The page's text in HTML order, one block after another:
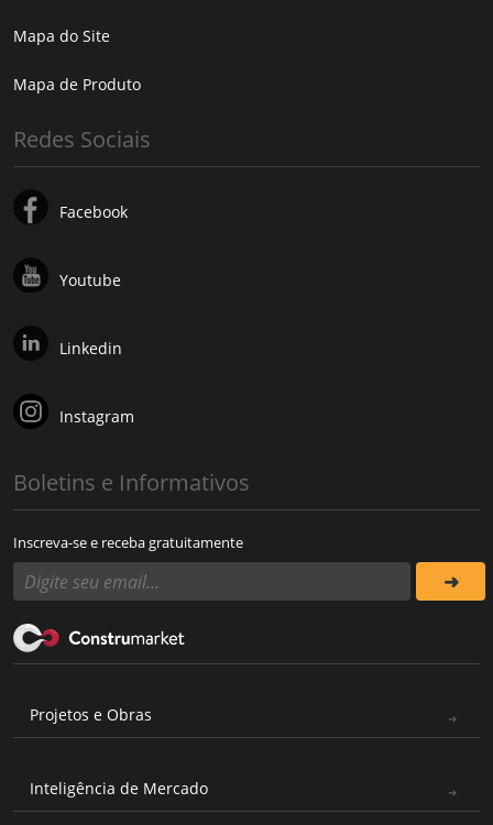
Mapa do Site
Mapa de Produto
Redes Sociais
Facebook
Youtube
Linkedin
Instagram
Boletins e Informativos
Inscreva-se e receba gratuitamente
Projetos e Obras
Inteligência de Mercado